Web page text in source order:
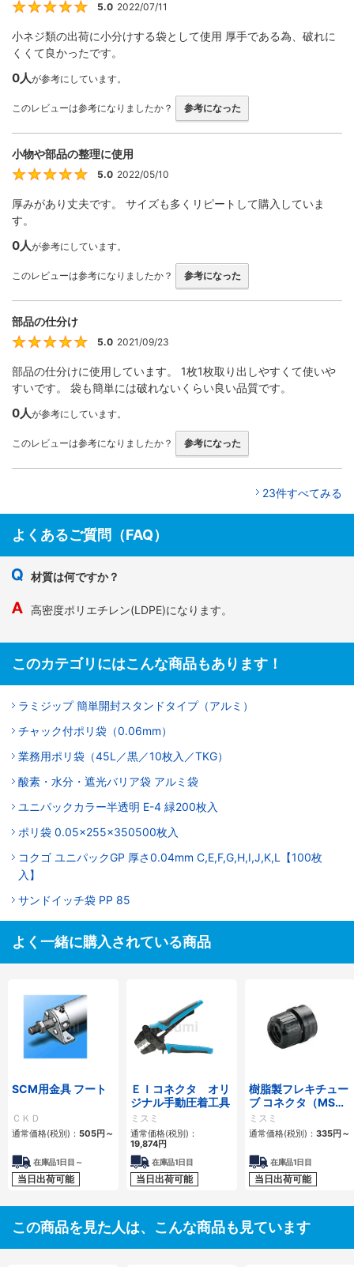
5.0 2022/07/11
小ネジ類の出荷に小分けする袋として使用 厚手である為、破れに
くくて良かったです。
0人が参考にしています。
このレビューは参考になりましたか？ 参考になった
小物や部品の整理に使用
5
5.0 2022/05/10
厚みがあり丈夫です。 サイズも多くリピートして購入していま
す。
0人が参考にしています。
このレビューは参考になりましたか？ 参考になった
部品の仕分け
5
5.0 2021/09/23
部品の仕分けに使用しています。 1枚1枚取り出しやすくて使いや
すいです。 袋も簡単には破れないくらい良い品質です。
0人が参考にしています。
このレビューは参考になりましたか？ 参考になった
23件すべてみる
よくあるご質問（FAQ）
材質は何ですか？
高密度ポリエチレン(LDPE)になります。
このカテゴリにはこんな商品もあります！
ラミジップ 簡単開封スタンドタイプ（アルミ）
チャック付ポリ袋（0.06mm）
業務用ポリ袋（45L／黒／10枚入／TKG）
酸素・水分・遮光バリア袋 アルミ袋
ユニパックカラー半透明 E-4 緑200枚入
ポリ袋 0.05×255×350500枚入
コクゴ ユニパックGP 厚さ0.04mm C,E,F,G,H,I,J,K,L【100枚
入】
サンドイッチ袋 PP 85
よく一緒に購入されている商品
SCM用金具 フート
ＣＫＤ
通常価格(税別)： 505円 ～
在庫品1日目～
当日出荷可能
ＥＩコネクタ オリ
ジナル手動圧着工具
ミスミ
通常価格(税別)：
19,874円
在庫品1日目
当日出荷可能
樹脂製フレキチュー
ブ コネクタ（MSコ
ネクタ・PGネジ
用）
ミスミ
通常価格(税別)： 335円 ～
在庫品1日目
当日出荷可能
この商品を見た人は、こんな商品も見ています